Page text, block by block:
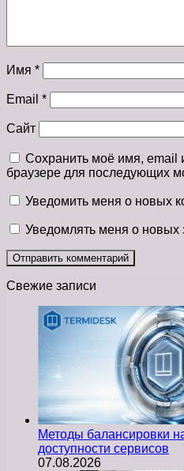
Имя *
Email *
Сайт
Сохранить моё имя, email
браузере для последующих
Уведомить меня о новых
Уведомлять меня о новых
Свежие записи
Методы балансировки
доступности сервисов
07.08.2026